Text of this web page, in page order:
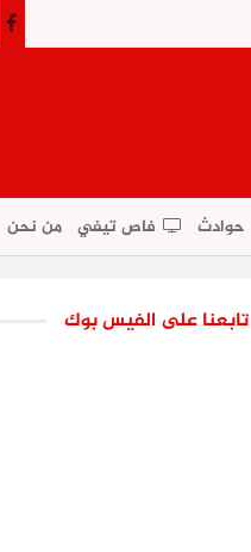
حوادث فاص تيفي من نحن
تابعنا على الفيس بوك